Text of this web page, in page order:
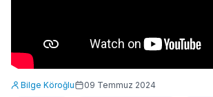
Bilge Köroğlu 09 Temmuz 2024